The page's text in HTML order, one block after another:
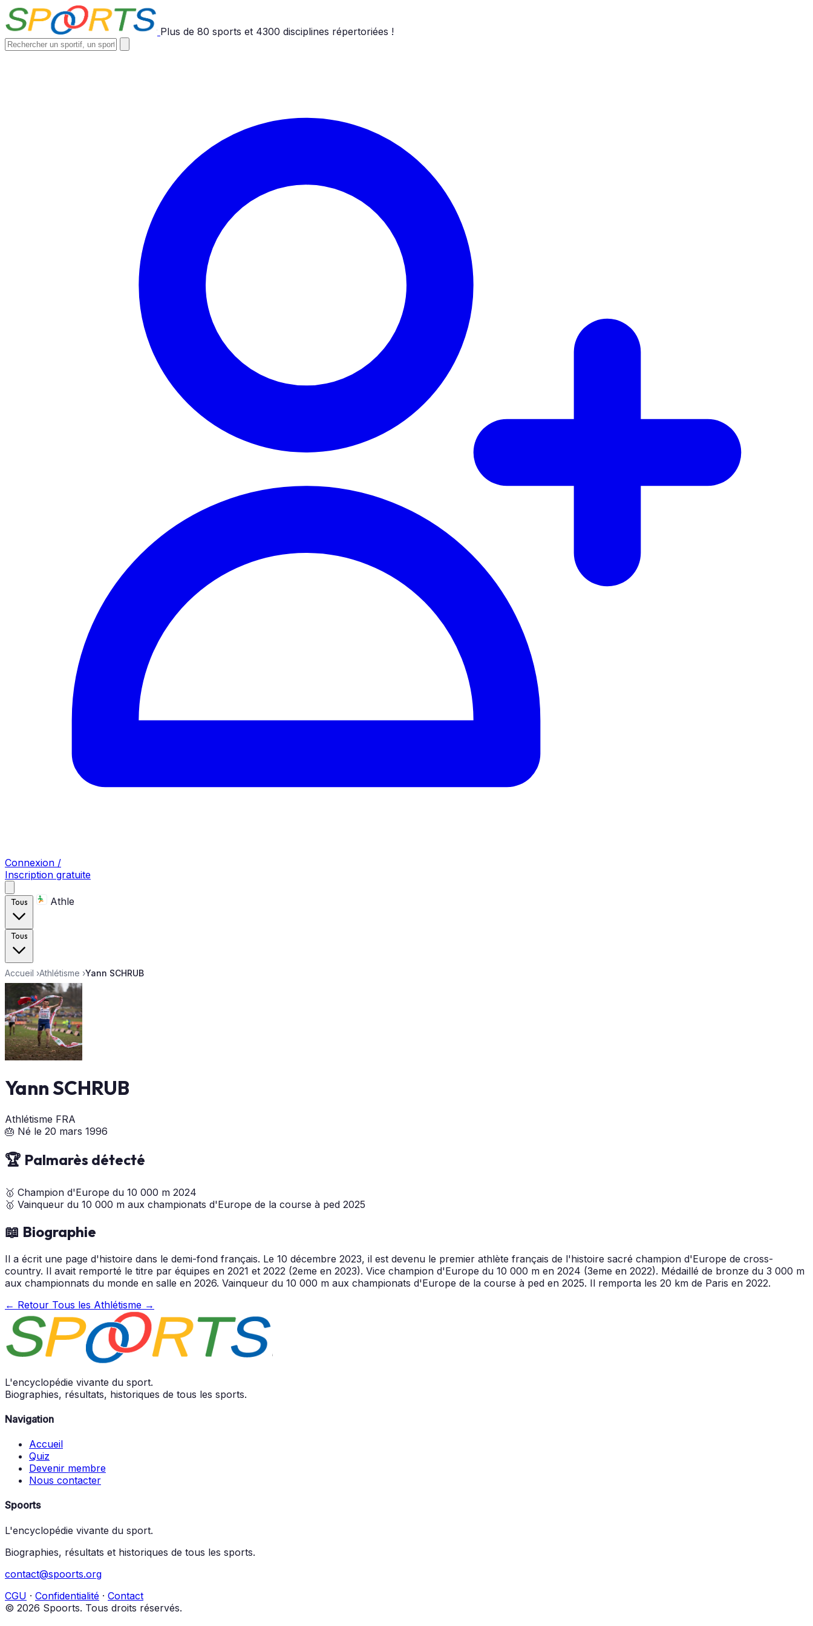
Plus de 80 sports et 4300 disciplines répertoriées !
Connexion /
Inscription gratuite
Tous Athle
Tous
Accueil ›Athlétisme ›Yann SCHRUB
Yann SCHRUB
Athlétisme FRA
🎂 Né le 20 mars 1996
🏆 Palmarès détecté
🥇 Champion d'Europe du 10 000 m 2024
🥇 Vainqueur du 10 000 m aux championats d'Europe de la course à ped 2025
📖 Biographie
Il a écrit une page d'histoire dans le demi-fond français. Le 10 décembre 2023, il est devenu le premier athlète français de l'histoire sacré champion d'Europe de cross-
country. Il avait remporté le titre par équipes en 2021 et 2022 (2eme en 2023). Vice champion d'Europe du 10 000 m en 2024 (3eme en 2022). Médaillé de bronze du 3 000 m
aux championnats du monde en salle en 2026. Vainqueur du 10 000 m aux championats d'Europe de la course à ped en 2025. Il remporta les 20 km de Paris en 2022.
← Retour Tous les Athlétisme →
L'encyclopédie vivante du sport.
Biographies, résultats, historiques de tous les sports.
Navigation
Accueil
Quiz
Devenir membre
Nous contacter
Spoorts
L'encyclopédie vivante du sport.
Biographies, résultats et historiques de tous les sports.
contact@spoorts.org
CGU · Confidentialité · Contact
© 2026 Spoorts. Tous droits réservés.